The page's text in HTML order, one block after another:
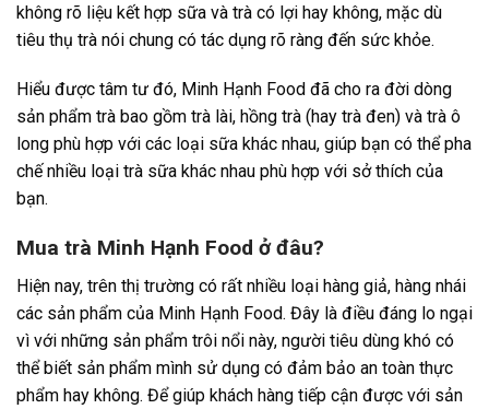
không rõ liệu kết hợp sữa và trà có lợi hay không, mặc dù
tiêu thụ trà nói chung có tác dụng rõ ràng đến sức khỏe.
Hiểu được tâm tư đó, Minh Hạnh Food đã cho ra đời dòng
sản phẩm trà bao gồm trà lài, hồng trà (hay trà đen) và trà ô
long phù hợp với các loại sữa khác nhau, giúp bạn có thể pha
chế nhiều loại trà sữa khác nhau phù hợp với sở thích của
bạn.
Mua trà Minh Hạnh Food ở đâu?
Hiện nay, trên thị trường có rất nhiều loại hàng giả, hàng nhái
các sản phẩm của Minh Hạnh Food. Đây là điều đáng lo ngại
vì với những sản phẩm trôi nổi này, người tiêu dùng khó có
thể biết sản phẩm mình sử dụng có đảm bảo an toàn thực
phẩm hay không. Để giúp khách hàng tiếp cận được với sản